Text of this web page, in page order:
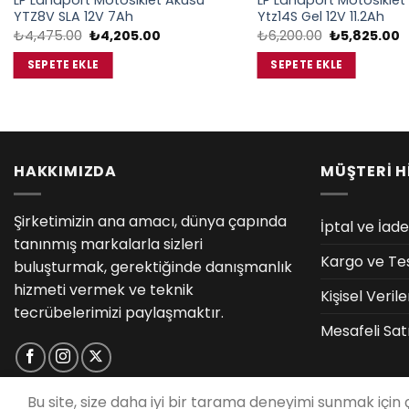
YTZ8V SLA 12V 7Ah
₺4,475.00 Orijinal
fiyat:
₺4,475.00.
₺4,205.00
SEPETE EKLE
Ytz14S Gel 12V 11.2Ah
₺6,200.00 Orijinal
fiyat:
₺6,200.00.
₺5,825.00Şu
SEPETE EKLE
HAKKIMIZDA
Şirketimizin ana amacı, dünya çapında
tanınmış markalarla sizleri
buluşturmak, gerektiğinde danışmanlık
hizmeti vermek ve teknik
tecrübelerimizi paylaşmaktır.
MÜŞTERİ
İptal ve
Kargo ve
Kişisel
Mesafeli
Bu site, size daha iyi bir tarama deneyimi sunmak